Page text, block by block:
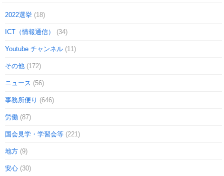
2022選挙 (18)
ICT（情報通信） (34)
Youtube チャンネル (11)
その他 (172)
ニュース (56)
事務所便り (646)
労働 (87)
国会見学・学習会等 (221)
地方 (9)
安心 (30)